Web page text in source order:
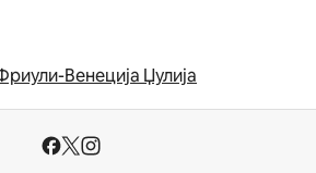
Венеција Џулија